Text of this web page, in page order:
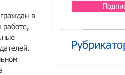
в
работе,